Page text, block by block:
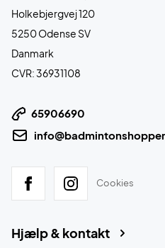
Holkebjergvej 120
5250 Odense SV
Danmark
CVR: 36931108
65906690
Cookies
Hjælp & kontakt